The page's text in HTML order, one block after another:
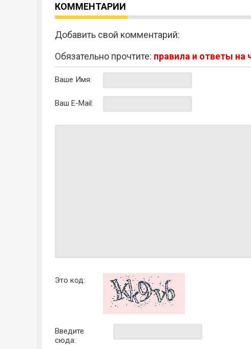
КОММЕНТАРИИ
Добавить свой комментарий:
Обязательно прочтите: правила и ответы на
Ваше Имя:
Ваш E-Mail:
Это код:
Введите
сюда: